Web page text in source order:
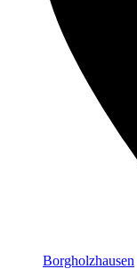
Borgholzhausen